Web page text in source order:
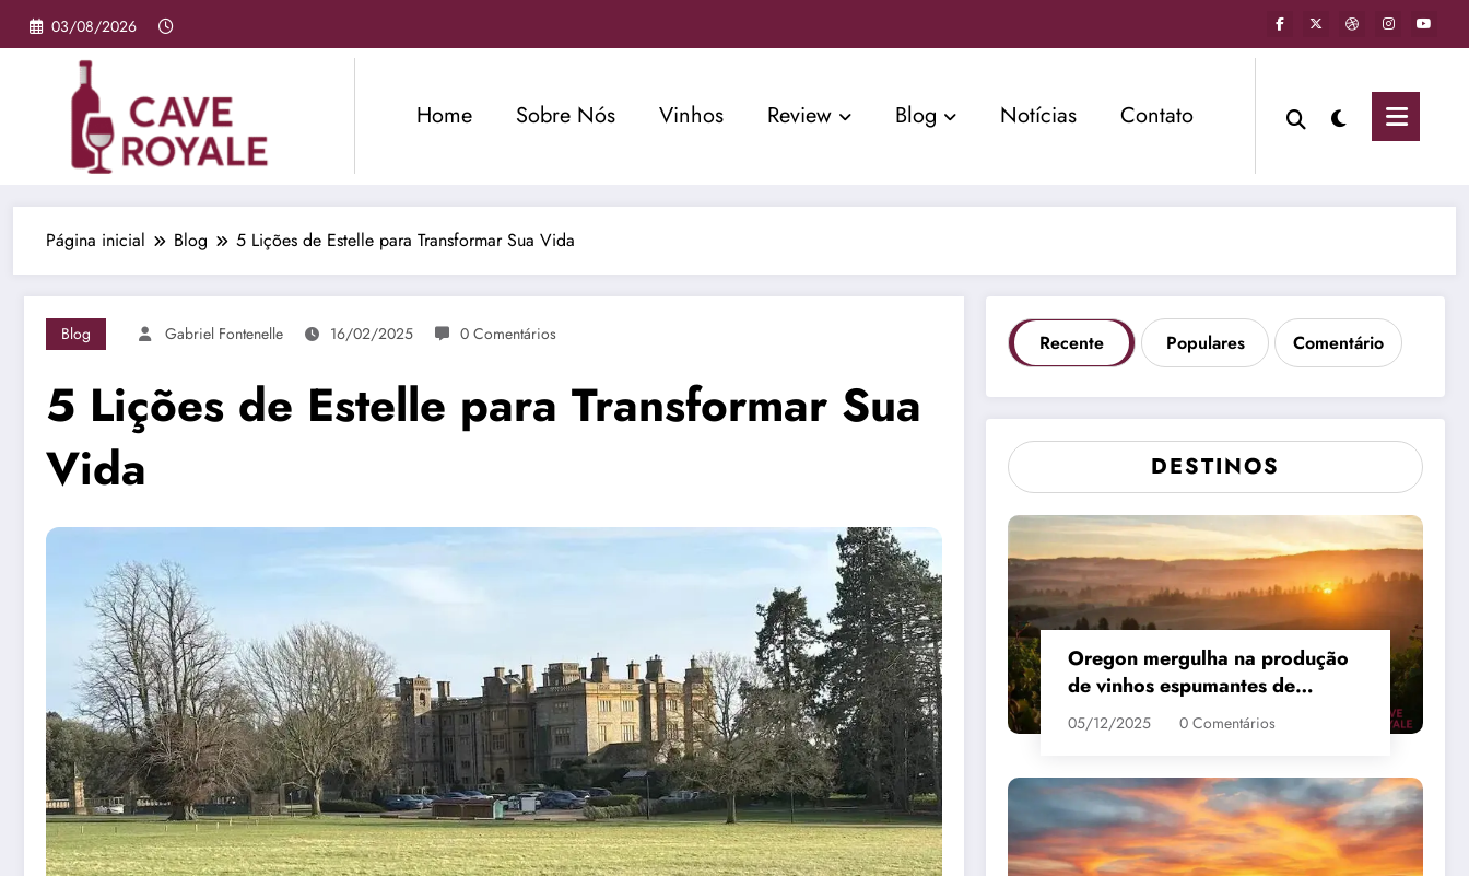
Pular
para
03/08/2026
Home Sobre Nós Vinhos Review Blog Notícias Contato
Página inicial Blog 5 Lições de Estelle para Transformar Sua Vida
Blog Gabriel Fontenelle 16/02/2025 0 Comentários
5 Lições de Estelle para Transformar Sua
Vida
Recente Populares Comentário
DESTINOS
Oregon mergulha na produção
de vinhos espumantes de
qualidade
05/12/2025 0 Comentários